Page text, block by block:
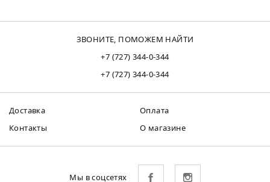
ЗВОНИТЕ, ПОМОЖЕМ НАЙТИ
+7 (727) 344-0-344
+7 (727) 344-0-344
Доставка
Оплата
Контакты
О магазине
Мы в соцсетях